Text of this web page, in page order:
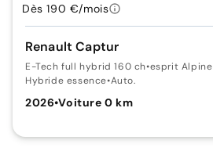
Renault Captur
E-Tech full hybrid 160 ch•esprit Alpine
Hybride essence•Auto.
2026•Voiture 0 km
Dès 190 €/mois